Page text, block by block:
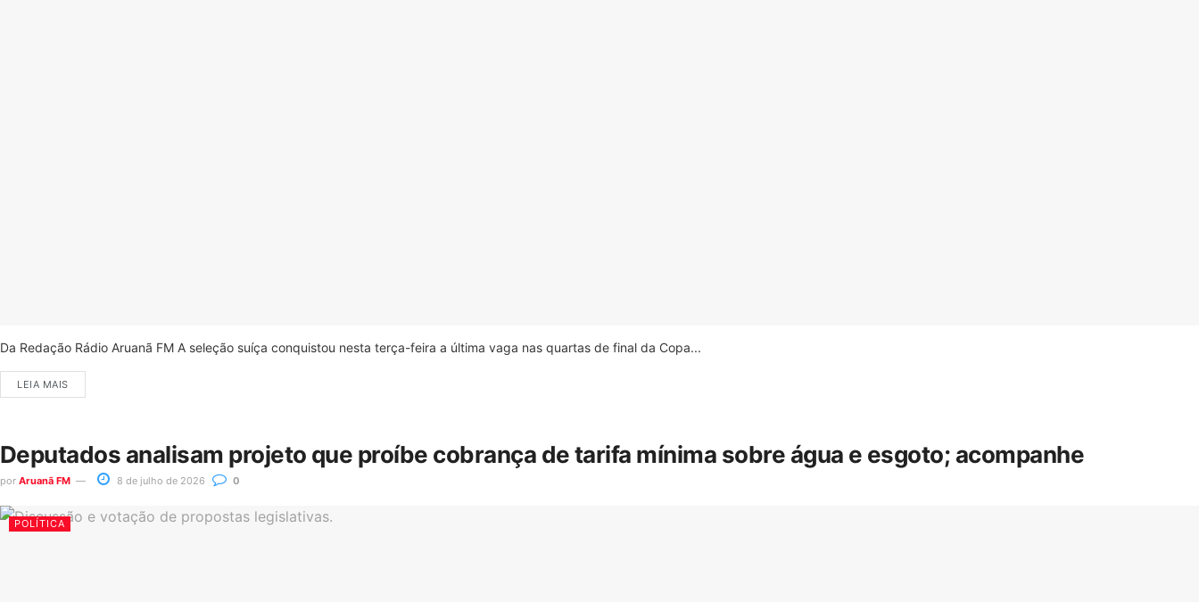
Da Redação Rádio Aruanã FM A seleção suíça conquistou nesta terça-feira a última vaga nas quartas de final da Copa...
LEIA MAIS
Deputados analisam projeto que proíbe cobrança de tarifa mínima sobre água e esgoto; acompanhe
por Aruanã FM 8 de julho de 2026 0
POLÍTICA